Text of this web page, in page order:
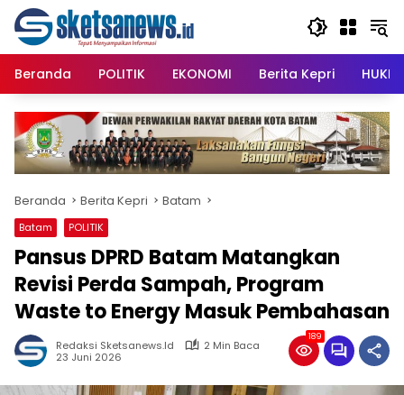
content
Langsung
konten
Beranda
POLITIK EKONOMI Berita Kepri
Beranda Berita Kepri Batam
Batam POLITIK
Pansus DPRD Batam Matangkan
Revisi Perda Sampah, Program
Waste to Energy Masuk Pembahasan
Redaksi Sketsanews.id
2 Min Baca
23 Juni 2026
189